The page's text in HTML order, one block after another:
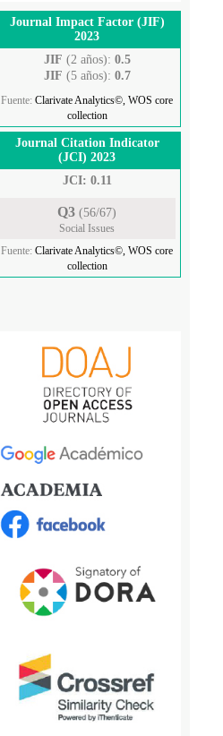
Journal Impact Factor (JIF)
2023
JIF (2 años): 0.5
JIF (5 años): 0.7
Fuente: Clarivate Analytics©, WOS core
collection
Journal Citation Indicator
(JCI) 2023
JCI: 0.11
Q3 (56/67)
Social Issues
Fuente: Clarivate Analytics©, WOS core
collection